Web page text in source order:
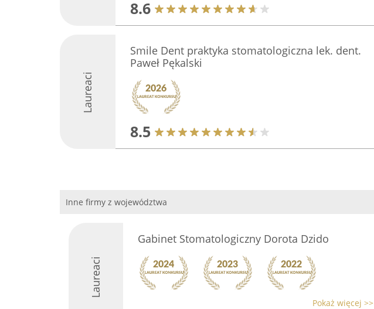
8.6
Laureaci
Smile Dent praktyka stomatologiczna lek. dent.
Paweł Pękalski
8.5
Inne firmy z województwa
Laureaci
Gabinet Stomatologiczny Dorota Dzido
Pokaż więcej >>